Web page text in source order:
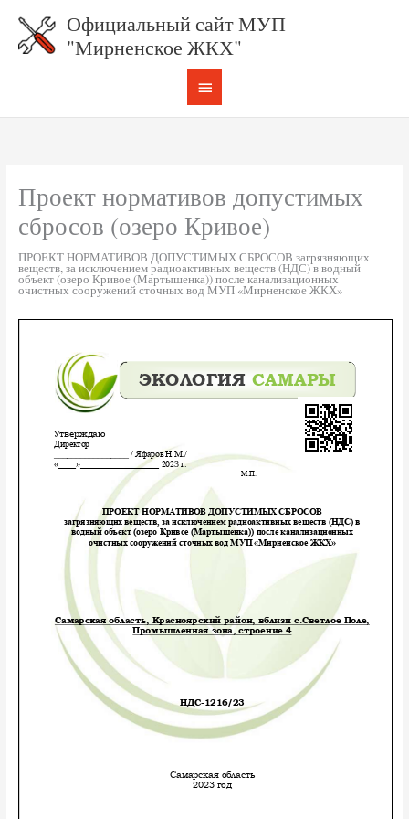
содержимомуОфициальный сайт МУП
"Мирненское ЖКХ"
ГЛАВНОЕ
МЕНЮ
Проект нормативов допустимых
сбросов (озеро Кривое)
ПРОЕКТ НОРМАТИВОВ ДОПУСТИМЫХ СБРОСОВ загрязняющих
веществ, за исключением радиоактивных веществ (НДС) в водный
объект (озеро Кривое (Мартышенка)) после канализационных
очистных сооружений сточных вод МУП «Мирненское ЖКХ»